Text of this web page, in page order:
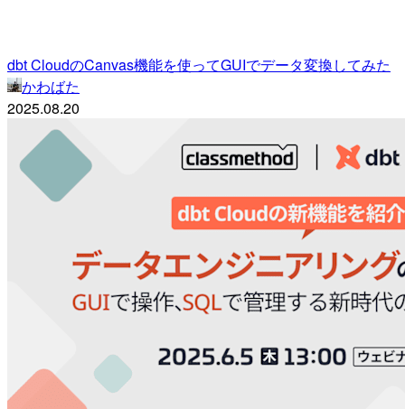
dbt CloudのCanvas機能を使ってGUIでデータ変換してみた
かわばた
2025.08.20